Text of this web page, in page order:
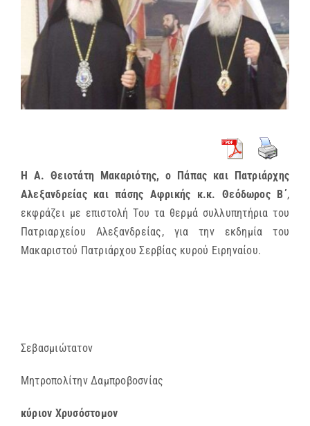
ΕΝΗΜΕΡΩΣΗ
ΣΥΝΔΕΣΕΙΣ
Η Α. Θειοτάτη Μακαριότης, ο Πάπας και Πατριάρχης
Αλεξανδρείας και πάσης Αφρικής κ.κ. Θεόδωρος Β΄,
εκφράζει με επιστολή Του τα θερμά συλλυπητήρια του
Πατριαρχείου Αλεξανδρείας, για την εκδημία του
Μακαριστού Πατριάρχου Σερβίας κυρού Ειρηναίου.
Σεβασμιώτατον
Μητροπολίτην Δαμπροβοσνίας
κύριον Χρυσόστομον